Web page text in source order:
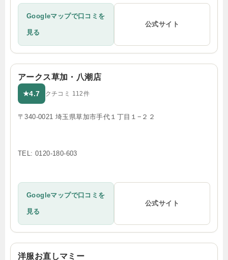
Googleマップで口コミを
見る
公式サイト
アークス草加・八潮店
★4.7 クチコミ 112件
〒340-0021 埼玉県草加市手代１丁目１−２２
TEL: 0120-180-603
Googleマップで口コミを
見る
公式サイト
洋服お直しマミー